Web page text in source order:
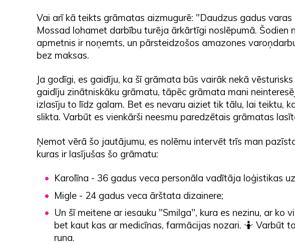
Vai arī kā teikts grāmatas aizmugurē: "Daudzus gadus varas
Mossad lohamet darbību turēja ārkārtīgi noslēpumā. Šodien
apmetnis ir noņemts, un pārsteidzošos amazones
bez maksas.
Ja godīgi, es gaidīju, ka šī grāmata būs vairāk nekā
gaidīju zinātniskāku grāmatu, tāpēc grāmata mani
izlasīju to līdz galam. Bet es nevaru aiziet tik tālu, lai teiktu,
slikta. Varbūt es vienkārši neesmu paredzētais grāmatas
Ņemot vērā šo jautājumu, es nolēmu intervēt trīs man
kuras ir lasījušas šo grāmatu:
Karolīna - 36 gadus veca personāla vadītāja loģistikas
Migle - 24 gadus veca ārštata dizainere;
Un šī meitene ar iesauku "Smilga", kura es nezinu, ar ko
bet kaut kas ar medicīnas, farmācijas nozari. 🤷 Varbūt
runa.